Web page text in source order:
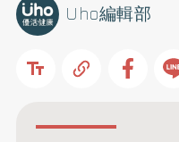
Uho編輯部